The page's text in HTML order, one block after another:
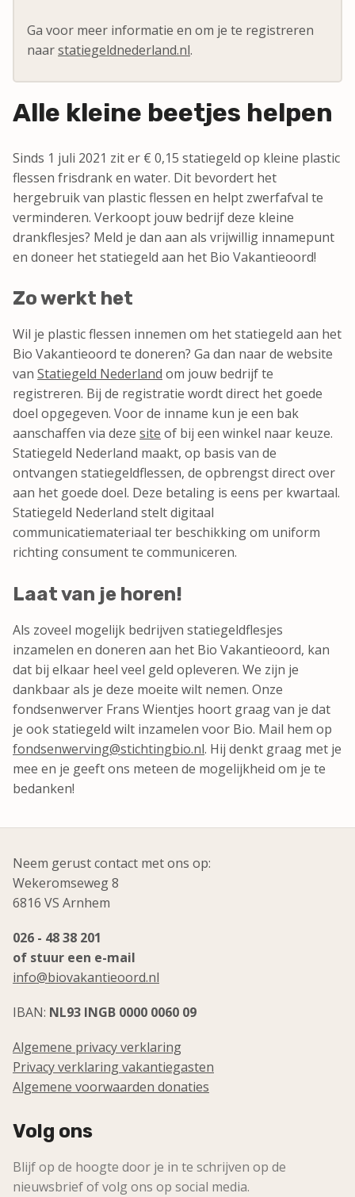
Ga voor meer informatie en om je te registreren
naarstatiegeldnederland.nl.
Alle kleine beetjes helpen
Sinds 1 juli 2021 zit er € 0,15 statiegeld op kleine plastic
flessen frisdrank en water. Dit bevordert het
hergebruik van plastic flessen en helpt zwerfafval te
verminderen. Verkoopt jouw bedrijf deze kleine
drankflesjes? Meld je dan aan als vrijwillig innamepunt
en doneer het statiegeld aan het Bio Vakantieoord!
Zo werkt het
Wil je plastic flessen innemen om het statiegeld aan het
Bio Vakantieoord te doneren? Ga dan naar de website
van Statiegeld Nederland om jouw bedrijf te
registreren. Bij de registratie wordt direct het goede
doel opgegeven. Voor de inname kun je een bak
aanschaffen via deze site of bij een winkel naar keuze.
Statiegeld Nederland maakt, op basis van de
ontvangen statiegeldflessen, de opbrengst direct over
aan het goede doel. Deze betaling is eens per kwartaal.
Statiegeld Nederland stelt digitaal
communicatiemateriaal ter beschikking om uniform
richting consument te communiceren.
Laat van je horen!
Als zoveel mogelijk bedrijven statiegeldflesjes
inzamelen en doneren aan het Bio Vakantieoord, kan
dat bij elkaar heel veel geld opleveren. We zijn je
dankbaar als je deze moeite wilt nemen. Onze
fondsenwerver Frans Wientjes hoort graag van je dat
je ook statiegeld wilt inzamelen voor Bio. Mail hem op
fondsenwerving@stichtingbio.nl. Hij denkt graag met je
mee en je geeft ons meteen de mogelijkheid om je te
bedanken!
Neem gerust contact met ons op:
Wekeromseweg 8
6816 VS Arnhem
026 - 48 38 201
of stuur een e-mail
info@biovakantieoord.nl
IBAN: NL93 INGB 0000 0060 09
Algemene privacy verklaring
Privacy verklaring vakantiegasten
Algemene voorwaarden donaties
Volg ons
Blijf op de hoogte door je in te schrijven op de
nieuwsbrief of volg ons op social media.